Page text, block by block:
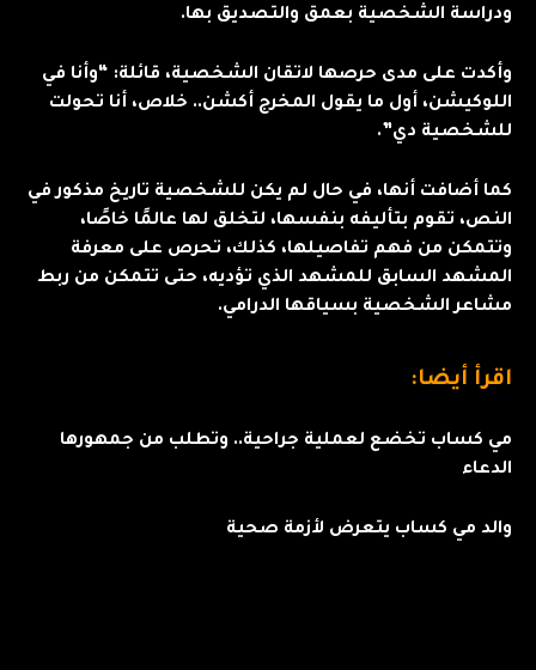
ودراسة الشخصية بعمق والتصديق بها.
وأكدت على مدى حرصها لاتقان الشخصية، قائلة: “وأنا في
اللوكيشن، أول ما يقول المخرج أكشن.. خلاص، أنا تحولت
للشخصية دي”.
كما أضافت أنها، في حال لم يكن للشخصية تاريخ مذكور في
النص، تقوم بتأليفه بنفسها، لتخلق لها عالمًا خاصًا،
وتتمكن من فهم تفاصيلها، كذلك، تحرص على معرفة
المشهد السابق للمشهد الذي تؤديه، حتى تتمكن من ربط
مشاعر الشخصية بسياقها الدرامي.
اقرأ أيضا:
مي كساب تخضع لعملية جراحية.. وتطلب من جمهورها
الدعاء
والد مي كساب يتعرض لأزمة صحية